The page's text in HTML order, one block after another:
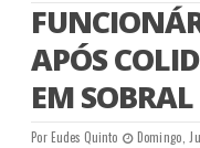
APÓS
EM SOBRAL
PorEudes Quinto Domingo,